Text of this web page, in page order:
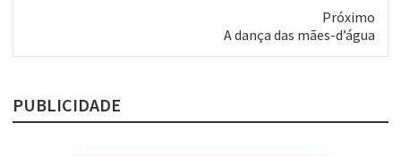
Próximo
post:
A dança das mães-d’água
PUBLICIDADE